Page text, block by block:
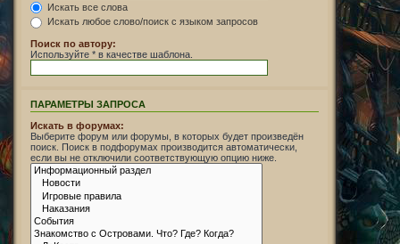
Искать все слова
Искать любое слово/поиск с языком запросов
Поиск по автору:
Используйте * в качестве шаблона.
ПАРАМЕТРЫ ЗАПРОСА
Искать в форумах:
Выберите форум или форумы, в которых будет произведён
поиск. Поиск в подфорумах производится автоматически,
если вы не отключили соответствующую опцию ниже.